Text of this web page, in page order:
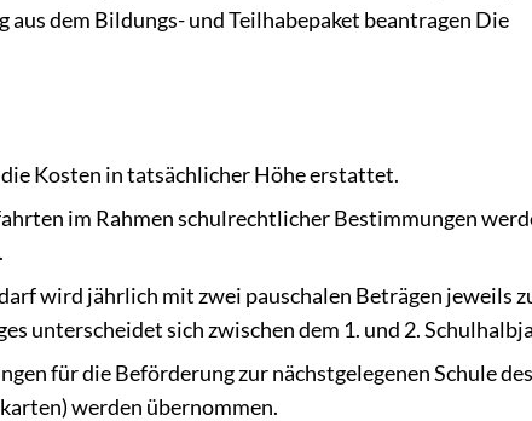
dem Bildungs- und Teilhabepaket beantragen Die
Kosten in tatsächlicher Höhe erstattet.
im Rahmen schulrechtlicher Bestimmungen
wird jährlich mit zwei pauschalen Beträgen jeweils
unterscheidet sich zwischen dem 1. und 2.
für die Beförderung zur nächstgelegenen Schule
werden übernommen.